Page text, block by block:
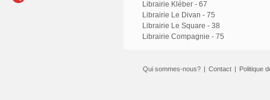
Librairie Kléber - 67
Librairie Le Divan - 75
Librairie Le Square - 38
Librairie Compagnie - 75
Qui sommes-nous? | Contact | Politique